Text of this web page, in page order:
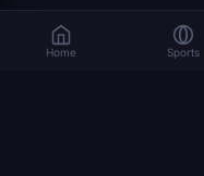
Home Sports